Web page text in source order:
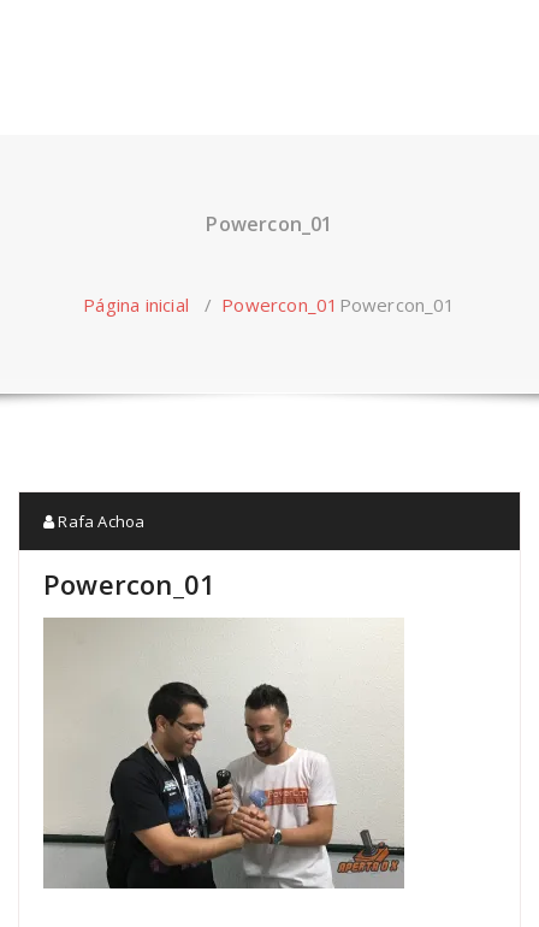
Powercon_01
Página inicial / Powercon_01 Powercon_01
Rafa Achoa
Powercon_01